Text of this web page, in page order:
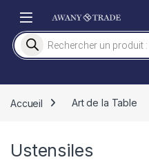
Recherche de produits
Accueil Art de la Table
Ustensiles